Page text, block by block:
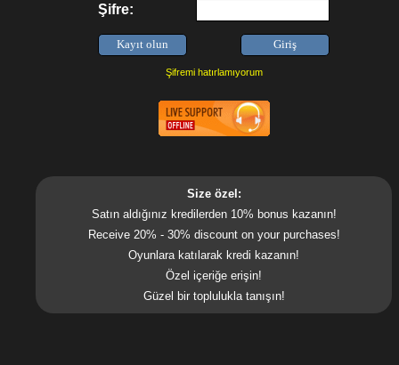
Şifre:
Şifremi hatırlamıyorum
Size özel:
Satın aldığınız kredilerden 10% bonus kazanın!
Receive 20% - 30% discount on your purchases!
Oyunlara katılarak kredi kazanın!
Özel içeriğe erişin!
Güzel bir toplulukla tanışın!